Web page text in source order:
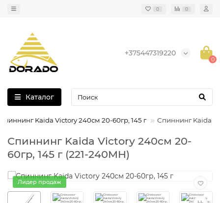
0 0
+375447319220
0
Каталог
Kaida Victory 240см 20-60гр, 145 г Спиннинг Kaida
Спиннинг Kaida Victory 240см 20-
60гр, 145 г (221-240MH)
Лидер продаж